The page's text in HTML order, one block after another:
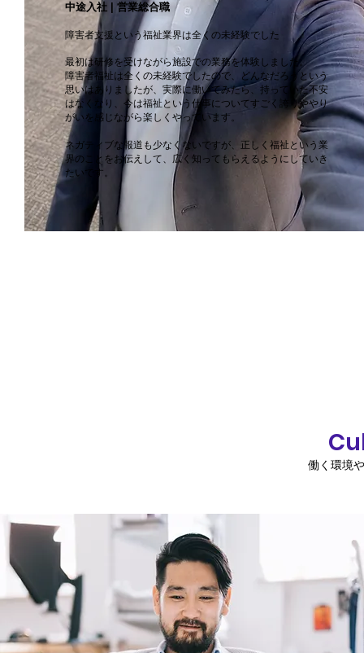
中途入社 | 営業総合職
障害者支援という福祉業界は全くの未経験でした
最初は研修を受けながら施設での業務を体験しました。
障害者福祉は全くの未経験でしたので、どんなだろうという
思いはありましたが、実際に働いてみたら、持っていた不安
はなくなり、今は福祉という仕事についてすごく誇りややり
がいを感じながら楽しくやっています。
ネガティブな報道も少なくないですが、正しく福祉という業
界のことをお伝えして、広く知ってもらえるようにしていき
たいです。
働く環境